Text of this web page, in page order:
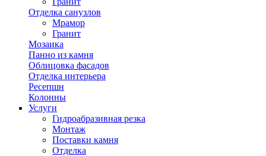
Отделка санузлов
Мрамор
Гранит
Мозаика
Панно из камня
Облицовка фасадов
Отделка интерьера
Ресепшн
Колонны
Услуги
Гидроабразивная резка
Монтаж
Поставки камня
Отделка